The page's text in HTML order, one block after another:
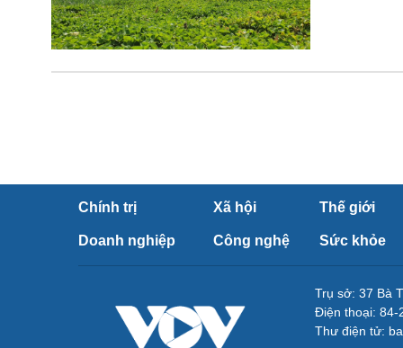
Chính trị Xã hội Thế giới
Doanh nghiệp Công nghệ Sức khỏe
Trụ sở: 37 Bà
Điện thoại: 84-
Thư điện tử: